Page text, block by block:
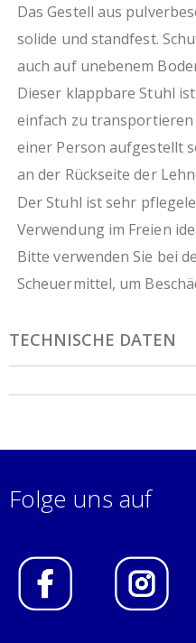
Das Gestell aus
solide und standfest.
auch auf unebenem
Dieser klappbare Stuhl
einfach zu
einer Person aufgestellt
an der Rückseite der
Der Stuhl ist sehr
Verwendung im Freien
Bitte verwenden Sie bei
Scheuermittel, um
TECHNISCHE DATEN
Folge uns auf